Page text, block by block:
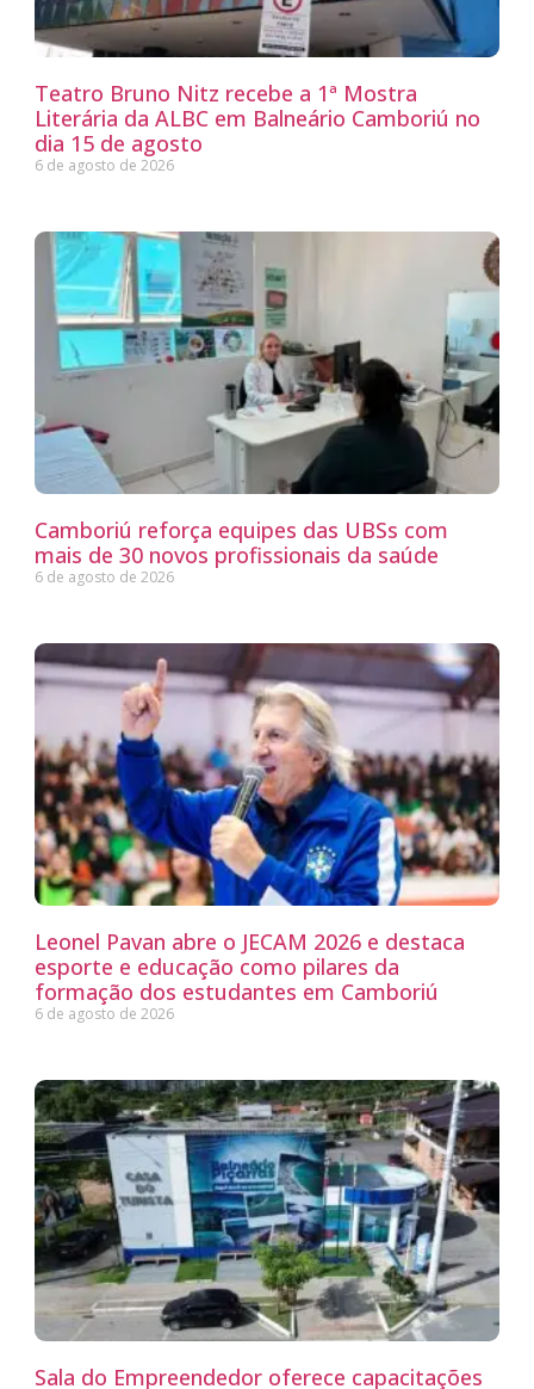
Teatro Bruno Nitz recebe a 1ª Mostra
Literária da ALBC em Balneário Camboriú no
dia 15 de agosto
6 de agosto de 2026
Camboriú reforça equipes das UBSs com
mais de 30 novos profissionais da saúde
6 de agosto de 2026
Leonel Pavan abre o JECAM 2026 e destaca
esporte e educação como pilares da
formação dos estudantes em Camboriú
6 de agosto de 2026
Sala do Empreendedor oferece capacitações